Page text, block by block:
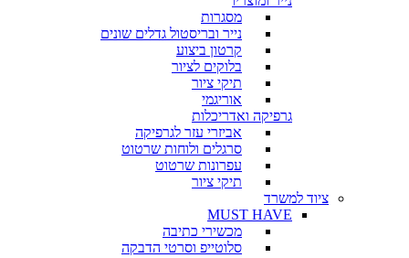
מסגרות
נייר ובריסטול גדלים שונים
קרטון ביצוע
בלוקים לציור
תיקי ציור
אוריגמי
גרפיקה ואדריכלות
אביזרי עזר לגרפיקה
סרגלים ולוחות שרטוט
עפרונות שרטוט
תיקי ציור
ציוד למשרד
MUST HAVE
מכשירי כתיבה
סלוטייפ וסרטי הדבקה